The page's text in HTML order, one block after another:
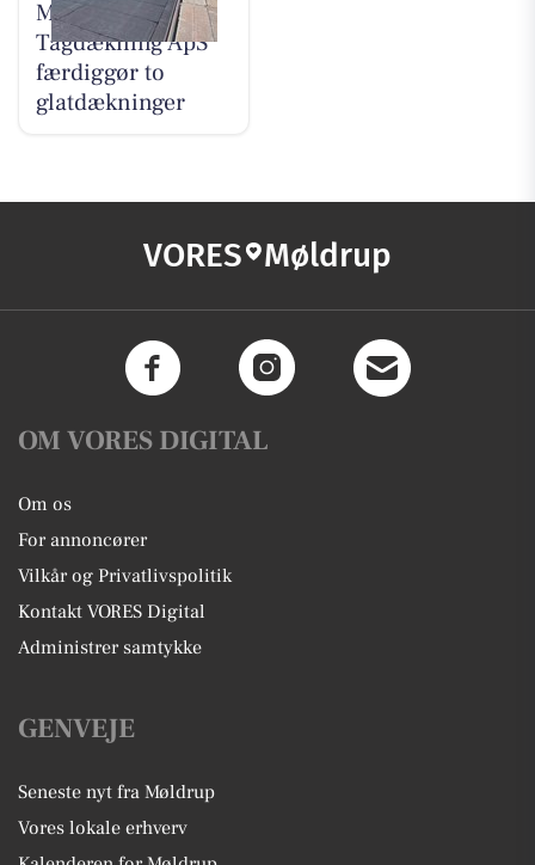
Møldrup
Tagdækning ApS
færdiggør to
glatdækninger
VORES Møldrup
OM VORES DIGITAL
Om os
For annoncører
Vilkår og Privatlivspolitik
Kontakt VORES Digital
Administrer samtykke
GENVEJE
Seneste nyt fra Møldrup
Vores lokale erhverv